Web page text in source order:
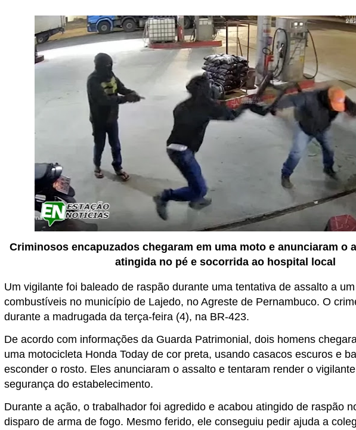
Criminosos encapuzados chegaram em uma moto e anunciaram o
atingida no pé e socorrida ao hospital local
Um vigilante foi baleado de raspão durante uma tentativa de assalto a um
combustíveis no município de Lajedo, no Agreste de Pernambuco. O
durante a madrugada da terça-feira (4), na BR-423.
De acordo com informações da Guarda Patrimonial , dois homens
uma motocicleta Honda Today de cor preta, usando casacos escuros e
esconder o rosto. Eles anunciaram o assalto e tentaram render o
segurança do estabelecimento.
Durante a ação, o trabalhador foi agredido e acabou atingido de raspão
disparo de arma de fogo. Mesmo ferido, ele conseguiu pedir ajuda a